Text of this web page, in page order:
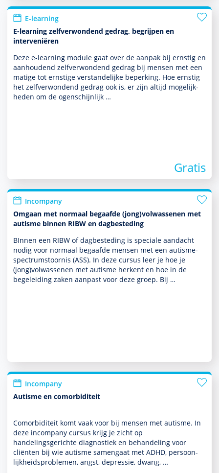
E-learning
E-learning zelfverwondend gedrag, begrijpen en
interveniëren
Deze e-learning module gaat over de aanpak bij ernstig en
aanhoudend zelfverwondend gedrag bij mensen met een
matige tot ernstige ver­stande­lijke beper­king. Hoe ernstig
het zelfverwondend gedrag ook is, er zijn altijd moge­lijk­
heden om de ogenschijnlijk …
Gratis
Incompany
Omgaan met normaal begaafde (jong)volwassenen met
autisme binnen RIBW en dagbesteding
BInnen een RIBW of dagbesteding is speciale aan­dacht
nodig voor normaal begaafde mensen met een autisme­
spectrum­stoor­nis (ASS). In deze cursus leer je hoe je
(jong)vol­was­senen met autisme herkent en hoe in de
bege­lei­ding zaken aanpast voor deze groep. Bij …
Incompany
Autisme en comorbiditeit
Comorbiditeit komt vaak voor bij mensen met autisme. In
deze incompany cursus krijg je zicht op
handelingsgerichte diag­nos­tiek en behan­del­ing voor
cliënten bij wie autisme samengaat met ADHD, per­soon­
lijkheidspro­ble­men, angst, depres­sie, dwang, …